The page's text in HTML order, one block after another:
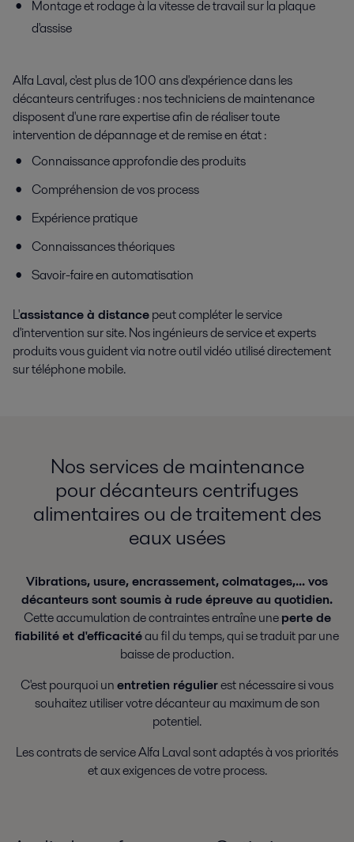
Montage et rodage à la vitesse de travail sur la plaque
d'assise
Alfa Laval, c'est plus de 100 ans d'expérience dans les
décanteurs centrifuges : nos techniciens de maintenance
disposent d'une rare expertise afin de réaliser toute
intervention de dépannage et de remise en état :
Connaissance approfondie des produits
Compréhension de vos process
Expérience pratique
Connaissances théoriques
Savoir-faire en automatisation
L'assistance à distancepeut compléter le service
d'intervention sur site. Nosingénieursde service et experts
produits vous guident via notre outil vidéo utilisé directement
sur téléphone mobile.
Nos services de maintenance
pour décanteurs centrifuges
alimentaires ou de traitement des
eaux usées
Vibrations, usure, encrassement, colmatages,... vos
décanteurs sont soumis à rude épreuve au quotidien.
Cette accumulation de contraintes entraîne uneperte de
fiabilité et d'efficacitéau fil du temps, qui se traduit par une
baisse de production.
C'est pourquoi unentretien régulierest nécessaire si vous
souhaitez utiliser votre décanteur au maximum de son
potentiel.
Les contrats de service Alfa Laval sont adaptés à vos priorités
et aux exigences de votre process.